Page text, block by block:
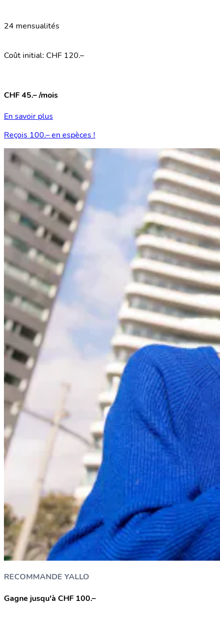
24 mensualités
Coût initial: CHF 120.–
CHF 45.– /mois
En savoir plus
Reçois 100.– en espèces !
RECOMMANDE YALLO
Gagne jusqu'à CHF 100.–